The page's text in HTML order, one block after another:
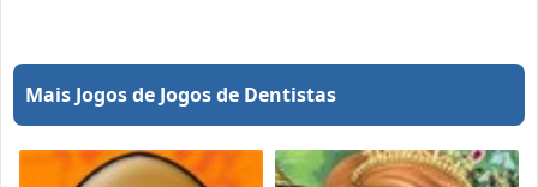
Mais Jogos de Jogos de Dentistas